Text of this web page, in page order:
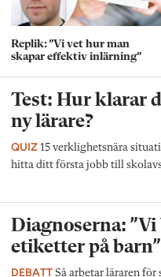
Replik: ”Vi vet hur man
skapar effektiv inlärning”
Test: Hur klarar
ny lärare?
QUIZ 15 verklighetsnära
hitta ditt första jobb till
Diagnoserna:
etiketter på barn”
DEBATT Så arbetar läraren för